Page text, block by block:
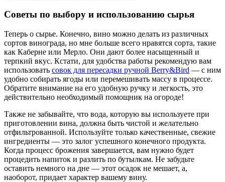
Советы по выбору и использованию сырья
Теперь о сырье. Конечно, вино можно делать из различных
сортов винограда, но мне больше всего нравятся сорта, такие
как Каберне или Мерло. Они дают более насыщенный и
терпкий вкус. Кстати, для удобства работы рекомендую вам
использовать совок для пересадки ручной Berry&Bird — с ним
удобно собирать ягоды или перемешивать массу в процессе.
Обратите внимание на его удобную ручку и легкость, это
действительно необходимый помощник на огороде!
Также не забывайте, что вода, которую вы используете при
приготовлении вина, должна быть чистой и желательно
отфильтрованной. Используйте только качественные, свежие
ингредиенты — это залог успешного конечного продукта.
Когда процесс брожения завершается, вам нужно будет
процедить напиток и разлить по бутылкам. Не забудьте
оставить немного на дне — этот осадок не мешает, а,
наоборот, придает характер вашему вину.